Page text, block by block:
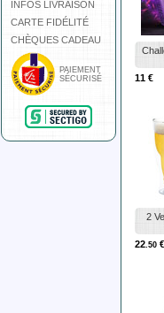
INFOS LIVRAISON
CARTE FIDÉLITÉ
CHÈQUES CADEAU
PAIEMENT
SÉCURISÉ
11 €
2
22 .50 €